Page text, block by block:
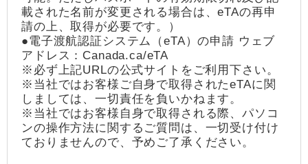
載された名前が変更される場合は、eTAの再申
請の上、取得が必要です。）
●電子渡航認証システム（eTA）の申請 ウェブ
アドレス：Canada.ca/eTA
※必ず上記URLの公式サイトをご利用下さい。
※当社ではお客様ご自身で取得されたeTAに関
しましては、一切責任を負いかねます。
※当社ではお客様自身で取得される際、パソコ
ンの操作方法に関するご質問は、一切受け付け
ておりませんので、予めご了承ください。